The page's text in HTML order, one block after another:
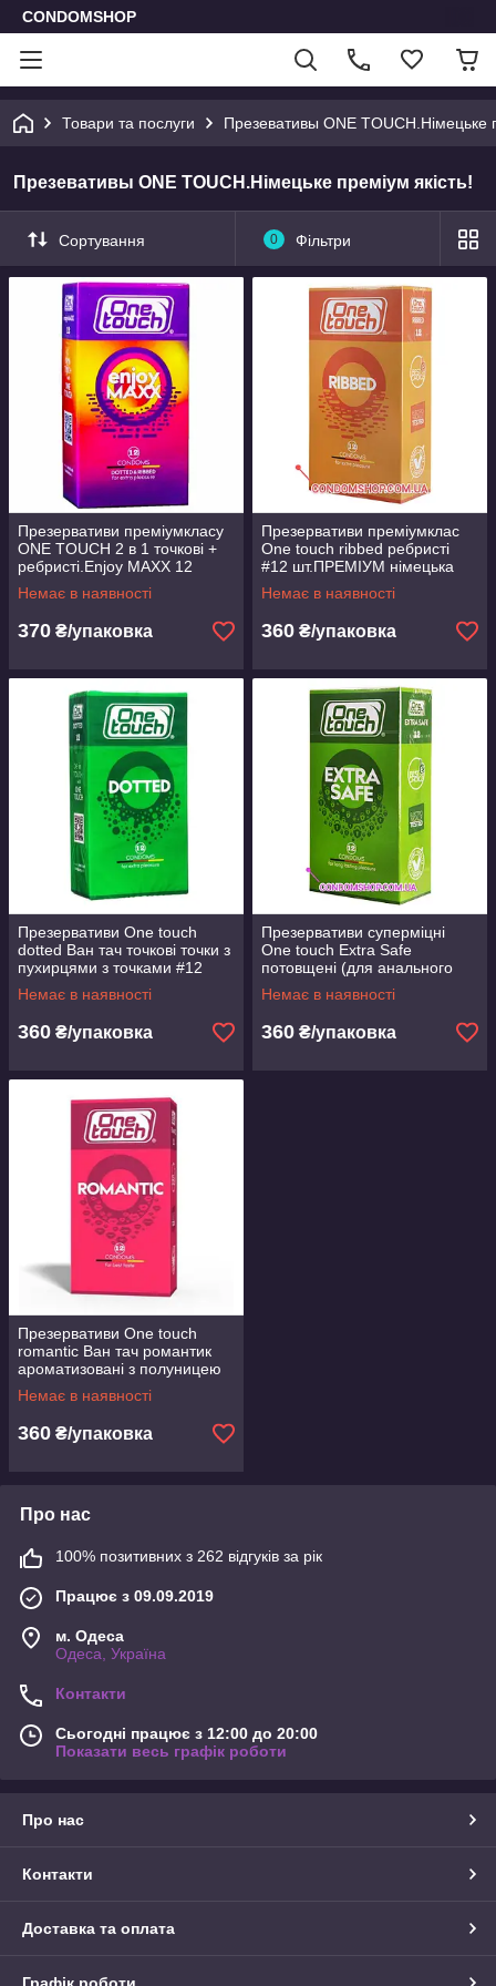
CONDOMSHOP
Товари та послуги Презевативы ONE TOUCH.Німецьке
Презевативы ONE TOUCH.Німецьке преміум якість!
Сортування 0 Фільтри
Презервативи преміумкласу
ONE TOUCH 2 в 1 точкові +
ребристі.Enjoy MAXX 12
шт.ПРЕМІУМ СЕГМЕНТ
Немає в наявності
370 ₴/упаковка
Презервативи преміумклас
One touch ribbed ребристі
#12 шт.ПРЕМІУМ німецька
якість!
Немає в наявності
360 ₴/упаковка
Презервативи One touch
dotted Ван тач точкові точки з
пухирцями з точками #12
шт.Преміумклас!
Немає в наявності
360 ₴/упаковка
Презервативи суперміцні
One touch Extra Safe
потовщені (для анального
сексу) з рясним мастилом #
12 шт.
Немає в наявності
360 ₴/упаковка
Презервативи One touch
romantic Ван тач романтик
ароматизовані з полуницею
#12 шт.Преміумклас!
Немає в наявності
360 ₴/упаковка
Про нас
100% позитивних з 262 відгуків за рік
Працює з 09.09.2019
м. Одеса
Одеса, Україна
Контакти
Сьогодні працює з 12:00 до 20:00
Показати весь графік роботи
Про нас
Контакти
Доставка та оплата